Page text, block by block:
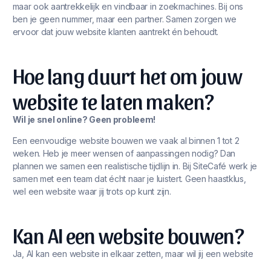
maar ook aantrekkelijk en vindbaar in zoekmachines. Bij ons
ben je geen nummer, maar een partner. Samen zorgen we
ervoor dat jouw website klanten aantrekt én behoudt.
Hoe lang duurt het om jouw
website te laten maken?
Wil je snel online? Geen probleem!
Een eenvoudige website bouwen we vaak al binnen 1 tot 2
weken. Heb je meer wensen of aanpassingen nodig? Dan
plannen we samen een realistische tijdlijn in. Bij SiteCafé werk je
samen met een team dat écht naar je luistert. Geen haastklus,
wel een website waar jij trots op kunt zijn.
Kan AI een website bouwen?
Ja, AI kan een website in elkaar zetten, maar wil jij een website